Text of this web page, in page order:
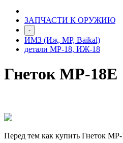
ЗАПЧАСТИ К ОРУЖИЮ
-
ИМЗ (Иж, МР, Baikal)
детали МР-18, ИЖ-18
Гнеток МР-18Е
Перед тем как купить Гнеток